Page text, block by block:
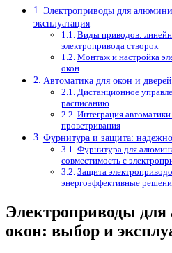
Электроприводы для
эксплуатация
Виды приводов:
электропривода створок
Монтаж и настройка
окон
Автоматика для окон и
Дистанционное
расписанию
Интеграция
проветривания
Фурнитура и защита:
Фурнитура для
совместимость с
Защита
энергоэффективные
Электроприводы
окон: выбор и